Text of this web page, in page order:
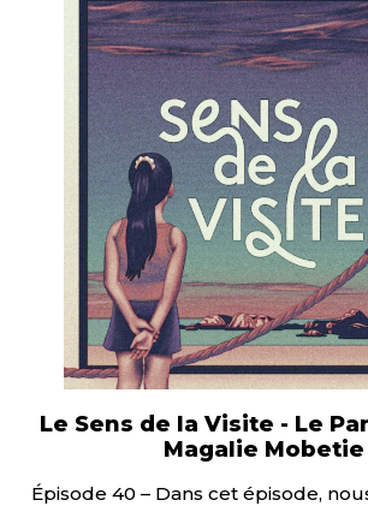
Le Sens de la Visite - Le
Magalie Mobetie
Épisode 40 – Dans cet épisode,